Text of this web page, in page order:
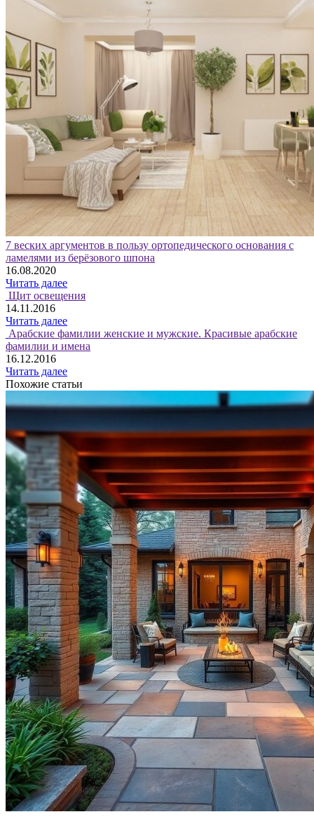
7 веских аргументов в пользу ортопедического основания с
ламелями из берёзового шпона
16.08.2020
Читать далее
Щит освещения
14.11.2016
Читать далее
Арабские фамилии женские и мужские. Красивые арабские
фамилии и имена
16.12.2016
Читать далее
Похожие статьи